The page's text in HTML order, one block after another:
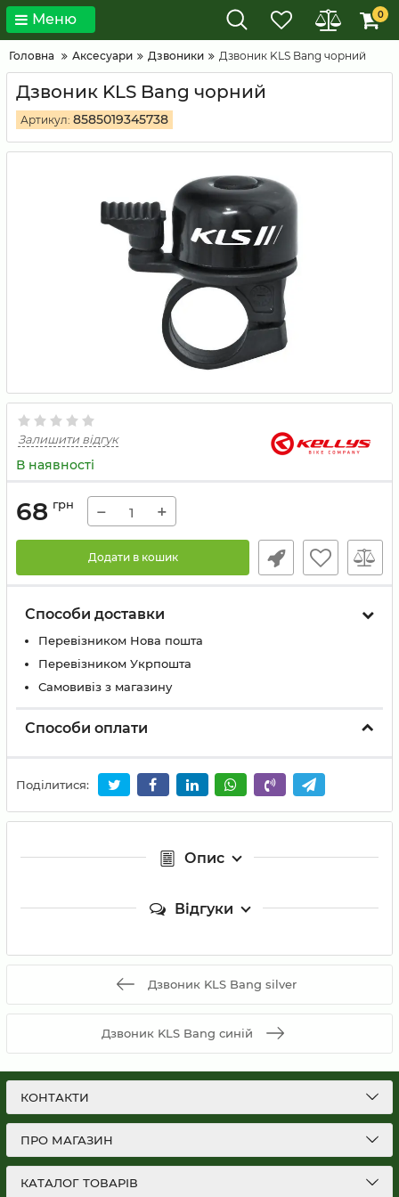
Меню 0
Головна Аксесуари Дзвоники Дзвоник KLS Bang чорний
Дзвоник KLS Bang чорний
Артикул: 8585019345738
Залишити відгук
В наявності
68 грн − +
Додати в кошик
Способи доставки
Перевізником Нова пошта
Перевізником Укрпошта
Самовивіз з магазину
Способи оплати
Поділитися:
Опис
Відгуки
Дзвоник KLS Bang silver
Дзвоник KLS Bang синій
КОНТАКТИ
ПРО МАГАЗИН
КАТАЛОГ ТОВАРІВ